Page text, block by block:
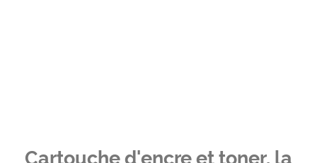
Cartouche d'encre et toner, la